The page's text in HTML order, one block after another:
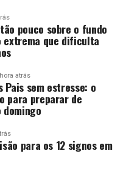
pouco sobre o fundo
extrema que dificulta
atrás
Pais sem estresse: o
para preparar de
para os 12 signos em